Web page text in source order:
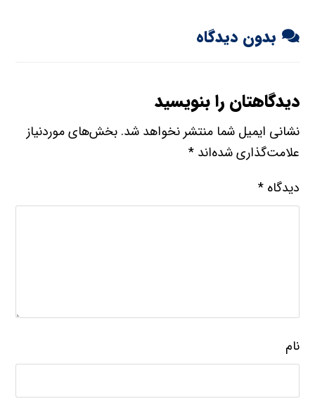
بدون دیدگاه
دیدگاهتان را بنویسید
نشانی ایمیل شما منتشر نخواهد شد. بخش‌های موردنیاز
علامت‌گذاری شده‌اند*
دیدگاه*
نام